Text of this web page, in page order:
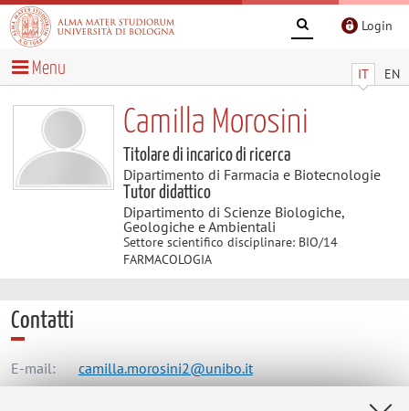
Login
IT EN
Menu
Camilla Morosini
Titolare di incarico di ricerca
Dipartimento di Farmacia e Biotecnologie
Tutor didattico
Dipartimento di Scienze Biologiche,
Geologiche e Ambientali
Settore scientifico disciplinare: BIO/14
FARMACOLOGIA
Contatti
E-mail: camilla.morosini2@unibo.it